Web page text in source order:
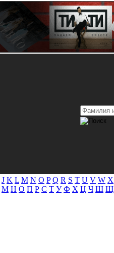
J K L M N O P Q R S T U V W X
М Н О П Р С Т У Ф Х Ц Ч Ш Щ